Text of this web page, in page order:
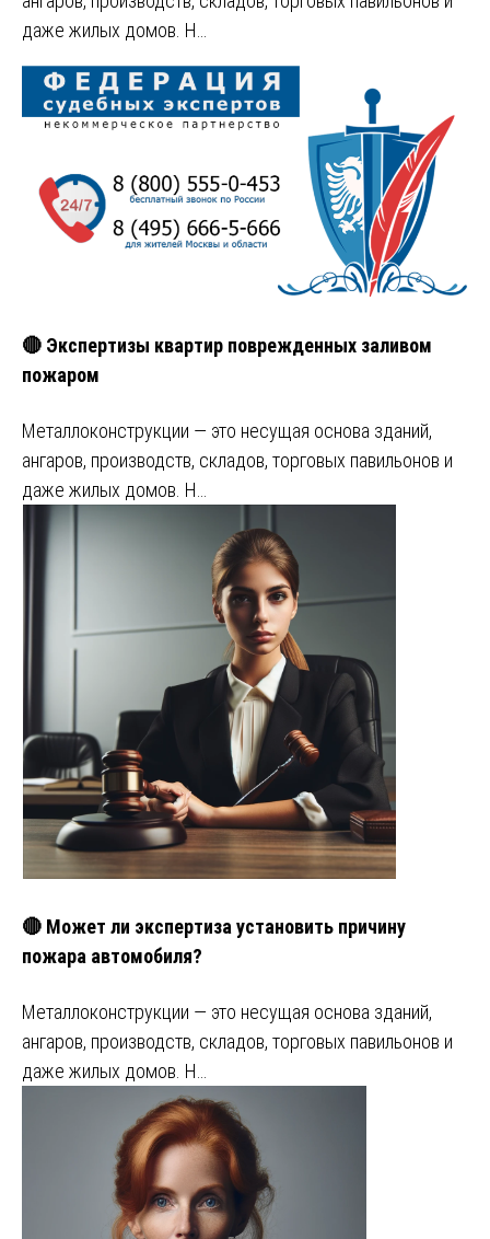
даже жилых домов. Н…
🔴 Экспертизы квартир поврежденных заливом
пожаром
Металлоконструкции — это несущая основа зданий,
ангаров, производств, складов, торговых павильонов и
даже жилых домов. Н…
🔴 Может ли экспертиза установить причину
пожара автомобиля?
Металлоконструкции — это несущая основа зданий,
ангаров, производств, складов, торговых павильонов и
даже жилых домов. Н…